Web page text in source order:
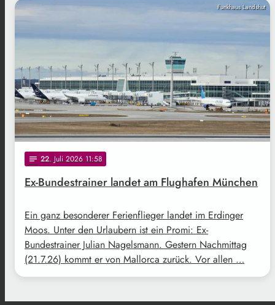
Funkhaus Landshut
notes 22. Juli 2026 11:58
Ex-Bundestrainer landet am Flughafen München
Ein ganz besonderer Ferienflieger landet im Erdinger
Moos. Unter den Urlaubern ist ein Promi: Ex-
Bundestrainer Julian Nagelsmann. Gestern Nachmittag
(21.7.26) kommt er von Mallorca zurück. Vor allen …